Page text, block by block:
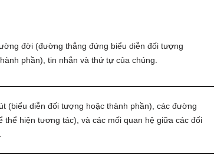
đời (đường thẳng đứng biểu diễn đối tượng
phần), tin nhắn và thứ tự của chúng.
(biểu diễn đối tượng hoặc thành phần), các đường
thể hiện tương tác), và các mối quan hệ giữa các đối